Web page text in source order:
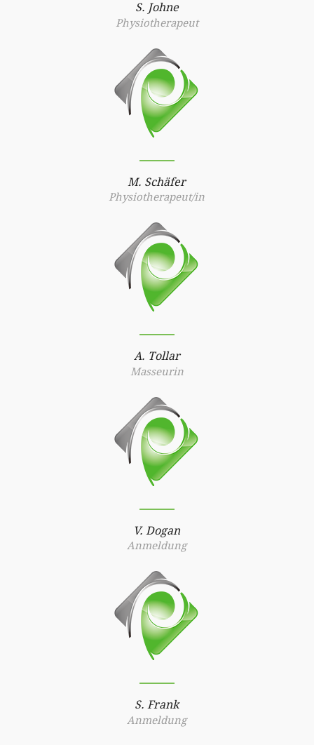
S. Johne
Physiotherapeut
M. Schäfer
Physiotherapeut/in
A. Tollar
Masseurin
V. Dogan
Anmeldung
S. Frank
Anmeldung